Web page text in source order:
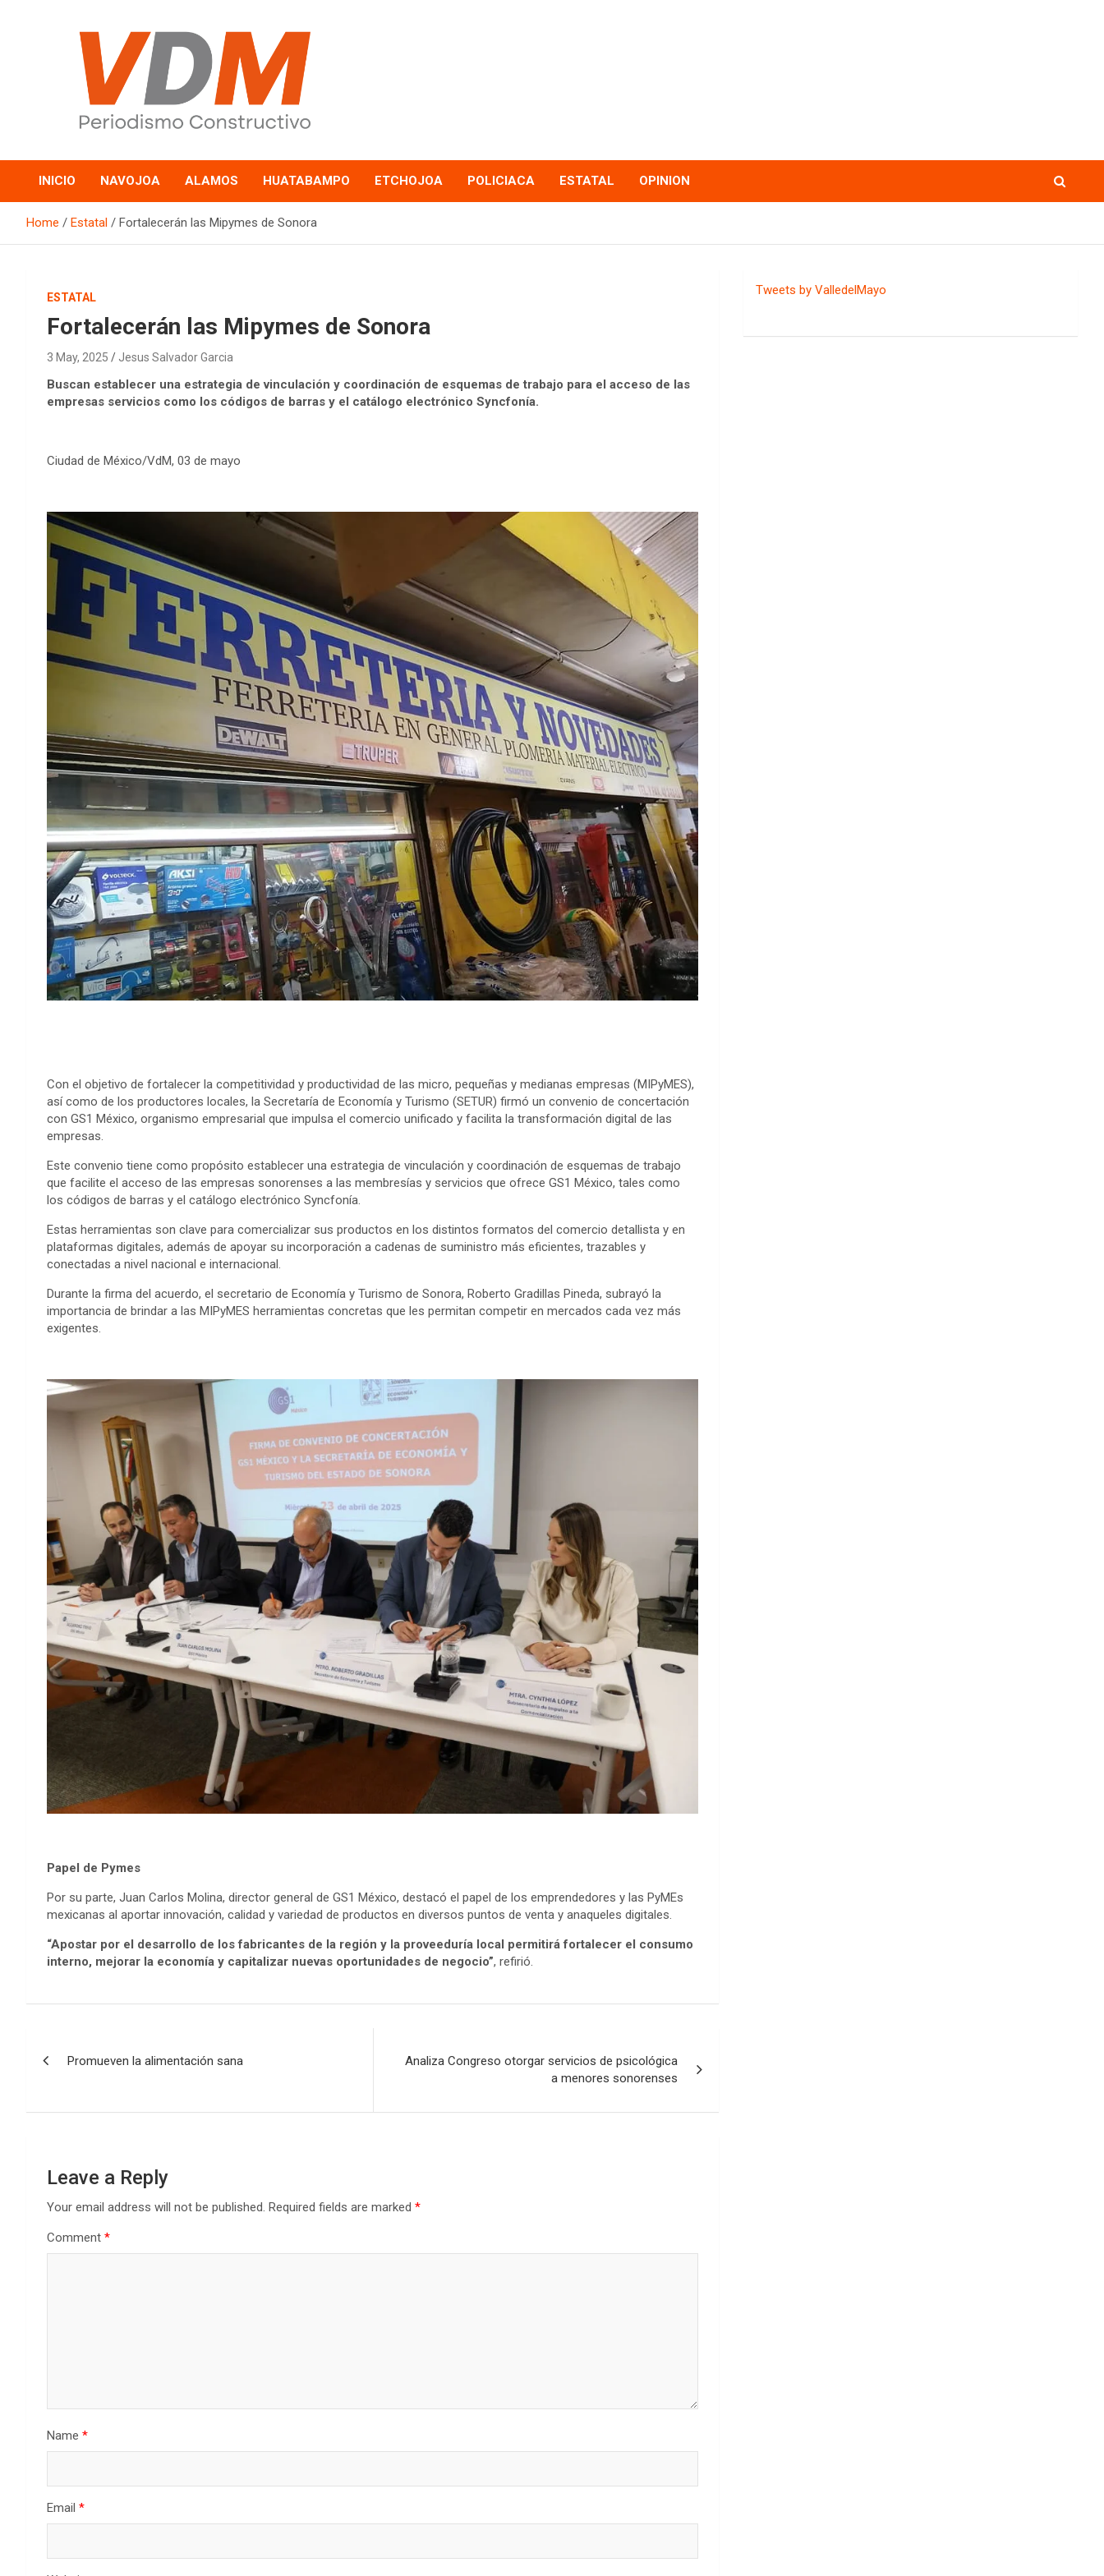
valledelmayo.com
INICIO NAVOJOA ALAMOS HUATABAMPO ETCHOJOA POLICIACA ESTATAL OPINION
Home Estatal Fortalecerán las Mipymes de Sonora
ESTATAL
Fortalecerán las Mipymes de Sonora
3 May, 2025 Jesus Salvador Garcia
Buscan establecer una estrategia de vinculación y coordinación de esquemas de trabajo para el acceso de las
empresas servicios como los códigos de barras y el catálogo electrónico Syncfonía.
Ciudad de México/VdM, 03 de mayo
Con el objetivo de fortalecer la competitividad y productividad de las micro, pequeñas y medianas empresas (MIPyMES),
así como de los productores locales, la Secretaría de Economía y Turismo (SETUR) firmó un convenio de concertación
con GS1 México, organismo empresarial que impulsa el comercio unificado y facilita la transformación digital de las
empresas.
Este convenio tiene como propósito establecer una estrategia de vinculación y coordinación de esquemas de trabajo
que facilite el acceso de las empresas sonorenses a las membresías y servicios que ofrece GS1 México, tales como
los códigos de barras y el catálogo electrónico Syncfonía.
Estas herramientas son clave para comercializar sus productos en los distintos formatos del comercio detallista y en
plataformas digitales, además de apoyar su incorporación a cadenas de suministro más eficientes, trazables y
conectadas a nivel nacional e internacional.
Durante la firma del acuerdo, el secretario de Economía y Turismo de Sonora, Roberto Gradillas Pineda, subrayó la
importancia de brindar a las MIPyMES herramientas concretas que les permitan competir en mercados cada vez más
exigentes.
Papel de Pymes
Por su parte, Juan Carlos Molina, director general de GS1 México, destacó el papel de los emprendedores y las PyMEs
mexicanas al aportar innovación, calidad y variedad de productos en diversos puntos de venta y anaqueles digitales.
“Apostar por el desarrollo de los fabricantes de la región y la proveeduría local permitirá fortalecer el consumo
interno, mejorar la economía y capitalizar nuevas oportunidades de negocio”, refirió.
Promueven la alimentación sana
Analiza Congreso otorgar servicios de psicológica
a menores sonorenses
Leave a Reply
Your email address will not be published. Required fields are marked *
Comment *
Name *
Email *
Tweets by ValledelMayo